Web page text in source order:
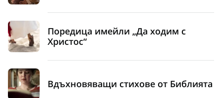
Поредица имейли „Да ходим с
Христос“
Вдъхновяващи стихове от Библията